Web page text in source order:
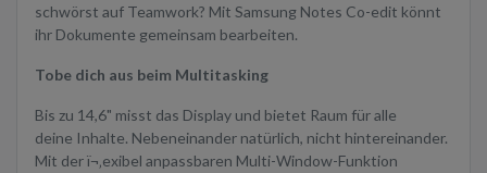
schwörst auf Teamwork? Mit Samsung Notes Co-edit könnt
ihr Dokumente gemeinsam bearbeiten.
Tobe dich aus beim Multitasking
Bis zu 14,6" misst das Display und bietet Raum für alle
deine Inhalte. Nebeneinander natürlich, nicht hintereinander.
Mit der ï¬‚exibel anpassbaren Multi-Window-Funktion